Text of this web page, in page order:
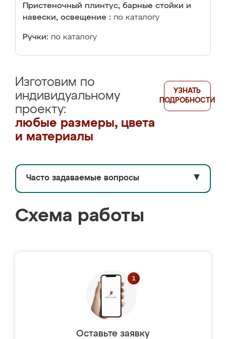
Пристеночный плинтус, барные стойки и
навески, освещение : по каталогу
Ручки: по каталогу
Изготовим по
индивидуальному
проекту:
любые размеры, цвета
и материалы
УЗНАТЬ
ПОДРОБНОСТИ
Часто задаваемые вопросы ▼
Схема работы
Оставьте заявку